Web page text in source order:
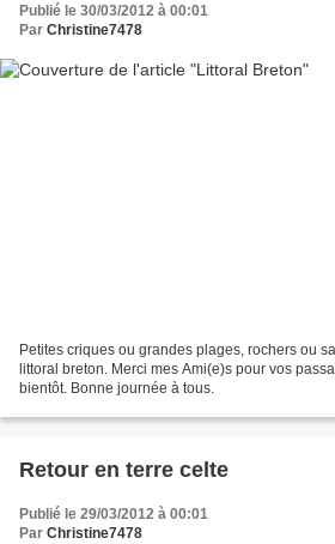
Publié le 30/03/2012 à 00:01
Par Christine7478
Petites criques ou grandes plages, rochers ou
littoral breton. Merci mes Ami(e)s pour vos
bientôt. Bonne journée à tous.
Retour en terre celte
Publié le 29/03/2012 à 00:01
Par Christine7478